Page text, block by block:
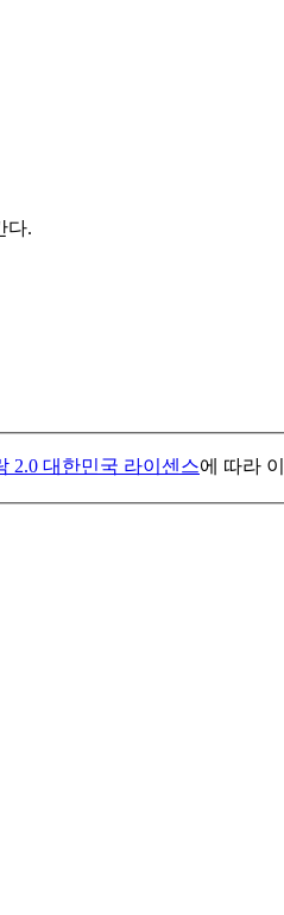
다.
2.0 대한민국 라이센스에 따라